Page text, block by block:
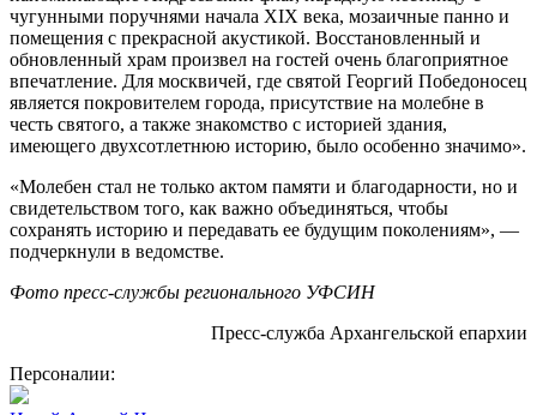
чугунными поручнями начала XIX века, мозаичные панно и
помещения с прекрасной акустикой. Восстановленный и
обновленный храм произвел на гостей очень благоприятное
впечатление. Для москвичей, где святой Георгий Победоносец
является покровителем города, присутствие на молебне в
честь святого, а также знакомство с историей здания,
имеющего двухсотлетнюю историю, было особенно значимо».
«Молебен стал не только актом памяти и благодарности, но и
свидетельством того, как важно объединяться, чтобы
сохранять историю и передавать ее будущим поколениям», —
подчеркнули в ведомстве.
Фото пресс-службы регионального УФСИН
Пресс-служба Архангельской епархии
Персоналии: